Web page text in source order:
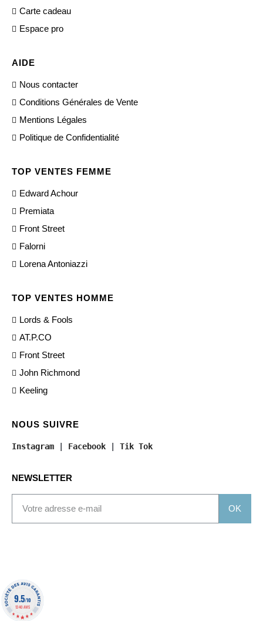
Carte cadeau
Espace pro
AIDE
Nous contacter
Conditions Générales de Vente
Mentions Légales
Politique de Confidentialité
TOP VENTES FEMME
Edward Achour
Premiata
Front Street
Falorni
Lorena Antoniazzi
TOP VENTES HOMME
Lords & Fools
AT.P.CO
Front Street
John Richmond
Keeling
NOUS SUIVRE
Instagram Facebook Tik Tok
NEWSLETTER
OK
9.5/10
1340 AVIS